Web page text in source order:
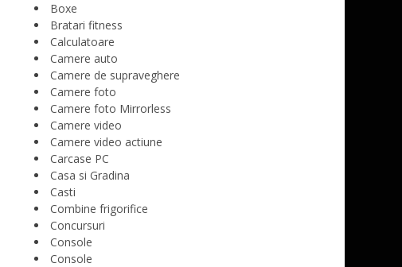
Boxe
Bratari fitness
Calculatoare
Camere auto
Camere de supraveghere
Camere foto
Camere foto Mirrorless
Camere video
Camere video actiune
Carcase PC
Casa si Gradina
Casti
Combine frigorifice
Concursuri
Console
Console